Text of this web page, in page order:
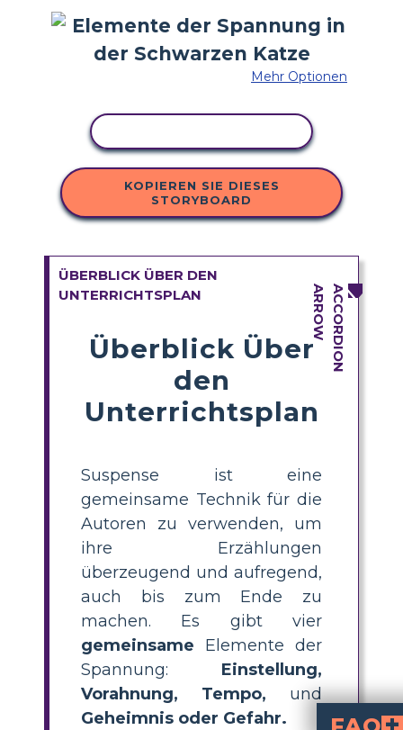
Mehr Optionen
KOPIEREN SIE DIESES
STORYBOARD
ÜBERBLICK ÜBER DEN
UNTERRICHTSPLAN
Überblick Über
den
Unterrichtsplan
Suspense ist eine
gemeinsame Technik für die
Autoren zu verwenden, um
ihre Erzählungen
überzeugend und aufregend,
auch bis zum Ende zu
machen. Es gibt vier
gemeinsame Elemente der
Spannung: Einstellung,
Vorahnung, Tempo, und
Geheimnis oder Gefahr.